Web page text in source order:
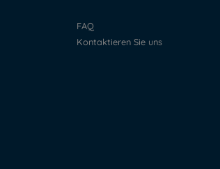
FAQ
Kontaktieren Sie uns